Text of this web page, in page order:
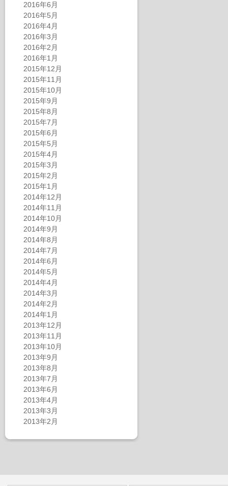
2016年6月
2016年5月
2016年4月
2016年3月
2016年2月
2016年1月
2015年12月
2015年11月
2015年10月
2015年9月
2015年8月
2015年7月
2015年6月
2015年5月
2015年4月
2015年3月
2015年2月
2015年1月
2014年12月
2014年11月
2014年10月
2014年9月
2014年8月
2014年7月
2014年6月
2014年5月
2014年4月
2014年3月
2014年2月
2014年1月
2013年12月
2013年11月
2013年10月
2013年9月
2013年8月
2013年7月
2013年6月
2013年4月
2013年3月
2013年2月